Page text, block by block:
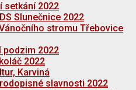
setkání 2022
Slunečnice 2022
stromu Třebovice
podzim 2022
2022
Karviná
slavnosti 2022